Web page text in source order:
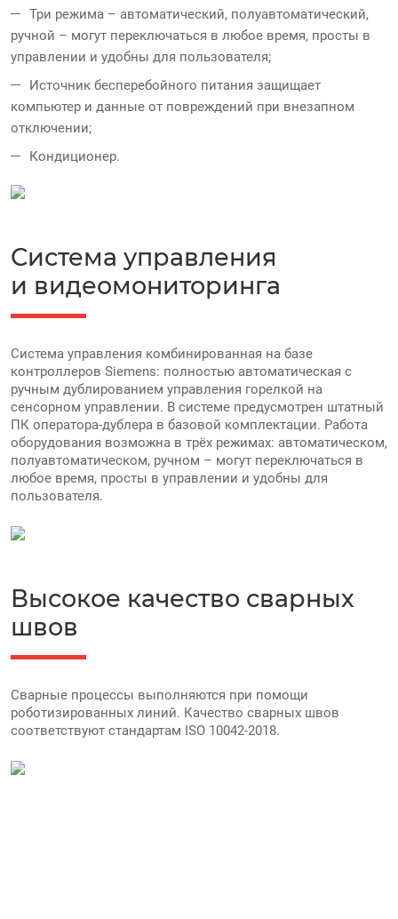
Три режима – автоматический, полуавтоматический,
ручной – могут переключаться в любое время, просты в
управлении и удобны для пользователя;
Источник бесперебойного питания защищает
компьютер и данные от повреждений при внезапном
отключении;
Кондиционер.
Система управления
и видеомониторинга
Система управления комбинированная на базе
контроллеров Siemens: полностью автоматическая с
ручным дублированием управления горелкой на
сенсорном управлении. В системе предусмотрен штатный
ПК оператора-дублера в базовой комплектации. Работа
оборудования возможна в трёх режимах: автоматическом,
полуавтоматическом, ручном – могут переключаться в
любое время, просты в управлении и удобны для
пользователя.
Высокое качество сварных
швов
Сварные процессы выполняются при помощи
роботизированных линий. Качество сварных швов
соответствуют стандартам ISO 10042-2018.